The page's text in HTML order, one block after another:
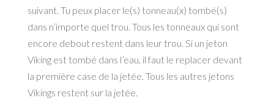
suivant. Tu peux placer le(s) tonneau(x) tombé(s)
dans n’importe quel trou. Tous les tonneaux qui sont
encore debout restent dans leur trou. Si un jeton
Viking est tombé dans l’eau, il faut le replacer devant
la première case de la jetée. Tous les autres jetons
Vikings restent sur la jetée.